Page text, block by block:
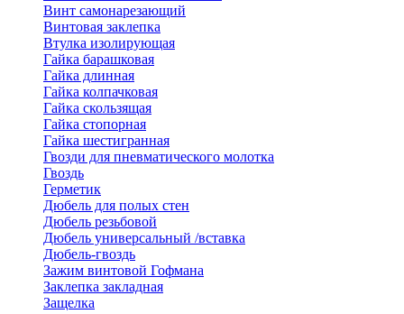
Винт самонарезающий
Винтовая заклепка
Втулка изолирующая
Гайка барашковая
Гайка длинная
Гайка колпачковая
Гайка скользящая
Гайка стопорная
Гайка шестигранная
Гвозди для пневматического молотка
Гвоздь
Герметик
Дюбель для полых стен
Дюбель резьбовой
Дюбель универсальный /вставка
Дюбель-гвоздь
Зажим винтовой Гофмана
Заклепка закладная
Защелка